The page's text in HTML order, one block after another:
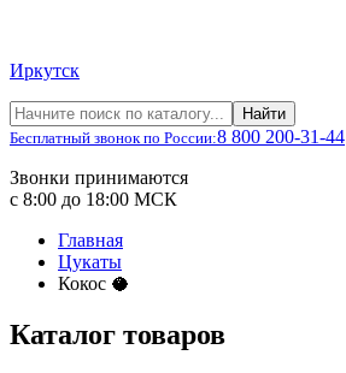
Иркутск
Найти
Бесплатный звонок по России:8 800 200-31-44
Звонки принимаются
с 8:00 до 18:00 МСК
Главная
Цукаты
Кокос 🥥
Каталог товаров